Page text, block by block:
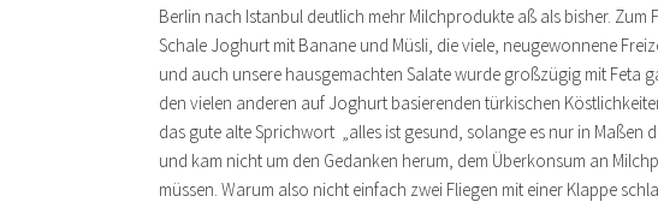
Berlin nach Istanbul deutlich mehr Milchprodukte aß als bisher. Zum
Schale Joghurt mit Banane und Müsli, die viele, neugewonnene
und auch unsere hausgemachten Salate wurde großzügig mit Feta
den vielen anderen auf Joghurt basierenden türkischen
das gute alte Sprichwort „alles ist gesund, solange es nur in Maßen
und kam nicht um den Gedanken herum, dem Überkonsum an
müssen. Warum also nicht einfach zwei Fliegen mit einer Klappe